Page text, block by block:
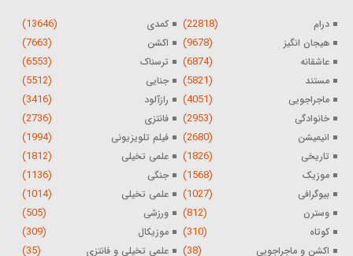
درام (22818) کمدی (13646)
هیجان انگیز (9678) اکشن (7663)
عاشقانه (6874) ترسناک (6553)
مستند (5821) جنایی (5512)
ماجراجویی (4051) رازآلود (3416)
خانوادگی (2953) فانتزی (2736)
انیمیشن (2680) فیلم تلویزیونی (1994)
تاریخی (1826) علمی تخیلی (1812)
موزیک (1568) جنگی (1136)
بیوگرافی (1027) علمی تخیلی (1014)
وسترن (812) ورزشی (505)
کوتاه (310) موزیکال (309)
اکشن و ماجراجویی (38) علمی تخیلی و فانتزی (35)